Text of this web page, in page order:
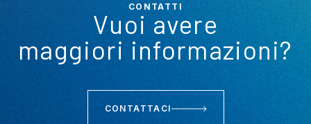
CONTATTI
Vuoi avere
maggiori informazioni?
CONTATTACI